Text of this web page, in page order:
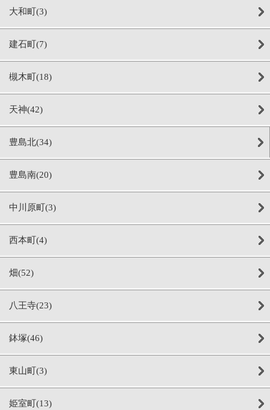
大和町(3)
建石町(7)
槻木町(18)
天神(42)
豊島北(34)
豊島南(20)
中川原町(3)
西本町(4)
畑(52)
八王寺(23)
鉢塚(46)
東山町(3)
姫室町(13)